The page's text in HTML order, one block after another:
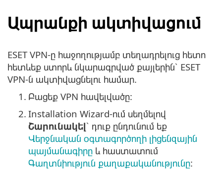
Ապրանքի ակտիվացում
ESET VPN-ը հաջողությամբ տեղադրելուց հետո
հետևեք ստորև նկարագրված քայլերին՝ ESET
VPN-ն ակտիվացնելու համար.
1. Բացեք VPN հավելվածը:
2. Installation Wizard-ում սեղմելով
Շարունակել՝ դուք ընդունում եք
Վերջնական օգտագործողի լիցենզային
պայմանագիրը և հաստատում
Գաղտնիություն քաղաքականությունը: